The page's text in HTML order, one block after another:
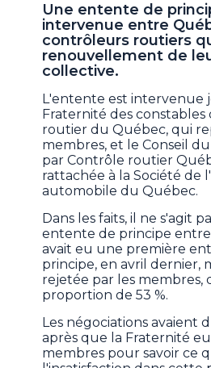
Une entente de
intervenue entre
contrôleurs routiers
renouvellement de
collective.
L'entente est intervenue
Fraternité des
routier du Québec, qui
membres, et le Conseil
par Contrôle routier
rattachée à la Société de
automobile du Québec.
Dans les faits, il ne s'agit
entente de principe entre
avait eu une première
principe, en avril dernier,
rejetée par les membres,
proportion de 53 %.
Les négociations avaient
après que la Fraternité
membres pour savoir ce